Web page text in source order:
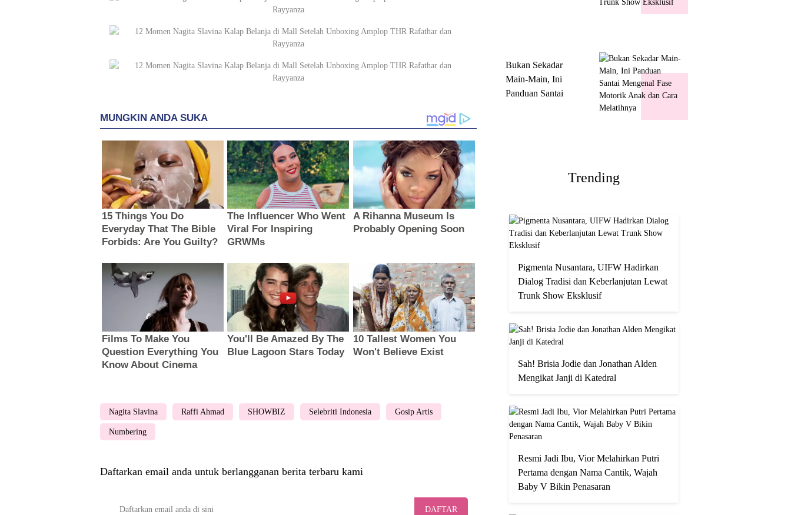
Nagita Slavina Raffi Ahmad SHOWBIZ Selebriti Indonesia Gosip Artis
Numbering
Daftarkan email anda untuk berlangganan berita terbaru kami
DAFTAR
Bukan Sekadar
Main-Main, Ini
Panduan Santai
Trending
Pigmenta Nusantara, UIFW Hadirkan
Dialog Tradisi dan Keberlanjutan Lewat
Trunk Show Eksklusif
Sah! Brisia Jodie dan Jonathan Alden
Mengikat Janji di Katedral
Resmi Jadi Ibu, Vior Melahirkan Putri
Pertama dengan Nama Cantik, Wajah
Baby V Bikin Penasaran